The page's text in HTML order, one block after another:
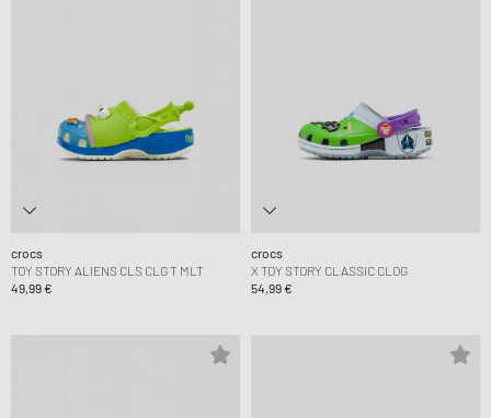
crocs
TOY STORY ALIENS CLS CLG T MLT
49,99 €
crocs
X TOY STORY CLASSIC CLOG
54,99 €